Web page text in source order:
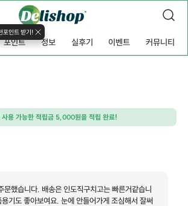
포인트 받기!
포인트 정보 실후기 이벤트 커뮤니티
사용 가능한 적립금 5,000원을 적립 완료!
문했습니다. 배송은 인도직구치고는 빠른거같습니
기도 좋아보여요. 눈에 안들어가게 조심해서 잘써